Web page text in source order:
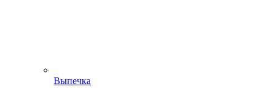
Выпечка